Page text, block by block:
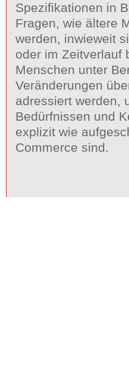
Spezifikationen in
Fragen, wie ältere
werden, inwieweit
oder im Zeitverlauf
Menschen unter
Veränderungen
adressiert werden,
Bedürfnissen und
explizit wie
Commerce sind.